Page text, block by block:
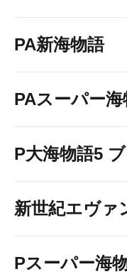
PA新海物語
PAスーパー
P大海物語5
新世紀エヴァ
Pスーパー海